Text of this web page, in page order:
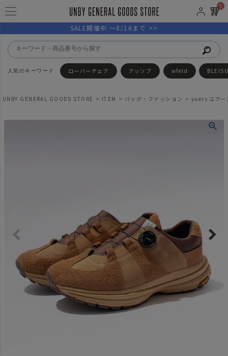
0
SALE開催中 ～8/16まで >>
ローバーチェア アッソブ wfeld
UNBY GENERAL GOODS STORE ITEM バッグ・ファッション yuers ユアー